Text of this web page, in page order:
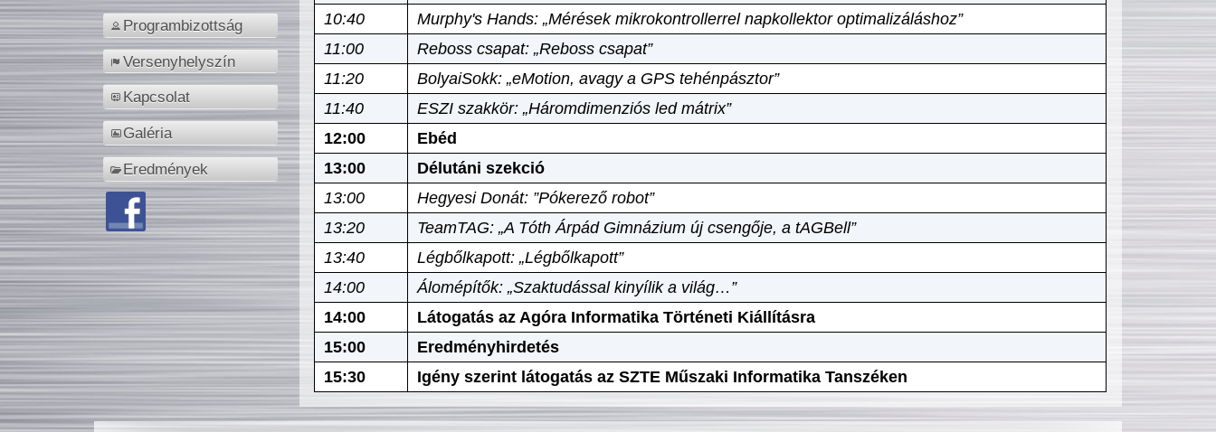
Programbizottság
Versenyhelyszín
Kapcsolat
Galéria
Eredmények
10:40
Murphy's Hands: „Mérések mikrokontrollerrel napkollektor optimalizáláshoz”
11:00
Reboss csapat: „Reboss csapat”
11:20
BolyaiSokk: „eMotion, avagy a GPS tehénpásztor”
11:40
ESZI szakkör: „Háromdimenziós led mátrix”
12:00
Ebéd
13:00
Délutáni szekció
13:00
Hegyesi Donát: ”Pókerező robot”
13:20
TeamTAG: „A Tóth Árpád Gimnázium új csengője, a tAGBell”
13:40
Légbőlkapott: „Légbőlkapott”
14:00
Álomépítők: „Szaktudással kinyílik a világ…”
14:00
Látogatás az Agóra Informatika Történeti Kiállításra
15:00
Eredményhirdetés
15:30
Igény szerint látogatás az SZTE Műszaki Informatika Tanszéken